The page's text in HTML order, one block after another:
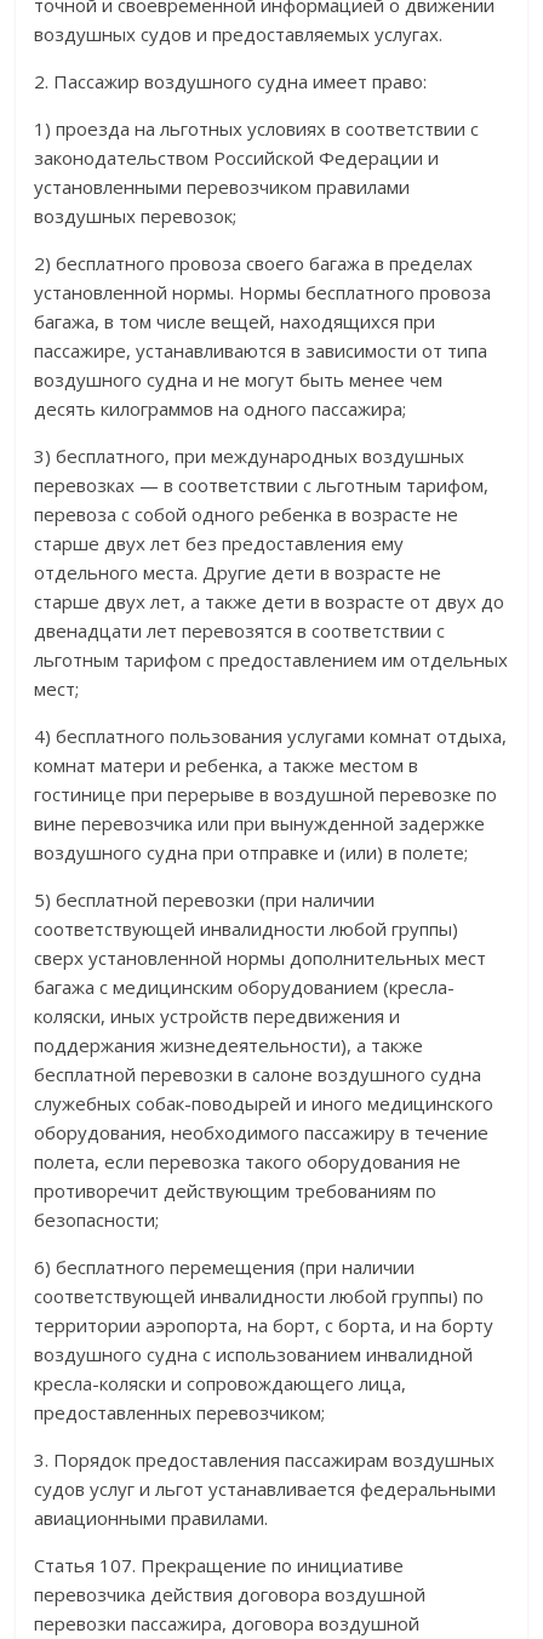
точной и своевременной информацией о движении
воздушных судов и предоставляемых услугах.
2. Пассажир воздушного судна имеет право:
1) проезда на льготных условиях в соответствии с
законодательством Российской Федерации и
установленными перевозчиком правилами
воздушных перевозок;
2) бесплатного провоза своего багажа в пределах
установленной нормы. Нормы бесплатного провоза
багажа, в том числе вещей, находящихся при
пассажире, устанавливаются в зависимости от типа
воздушного судна и не могут быть менее чем
десять килограммов на одного пассажира;
3) бесплатного, при международных воздушных
перевозках — в соответствии с льготным тарифом,
перевоза с собой одного ребенка в возрасте не
старше двух лет без предоставления ему
отдельного места. Другие дети в возрасте не
старше двух лет, а также дети в возрасте от двух до
двенадцати лет перевозятся в соответствии с
льготным тарифом с предоставлением им отдельных
мест;
4) бесплатного пользования услугами комнат отдыха,
комнат матери и ребенка, а также местом в
гостинице при перерыве в воздушной перевозке по
вине перевозчика или при вынужденной задержке
воздушного судна при отправке и (или) в полете;
5) бесплатной перевозки (при наличии
соответствующей инвалидности любой группы)
сверх установленной нормы дополнительных мест
багажа с медицинским оборудованием (кресла-
коляски, иных устройств передвижения и
поддержания жизнедеятельности), а также
бесплатной перевозки в салоне воздушного судна
служебных собак-поводырей и иного медицинского
оборудования, необходимого пассажиру в течение
полета, если перевозка такого оборудования не
противоречит действующим требованиям по
безопасности;
6) бесплатного перемещения (при наличии
соответствующей инвалидности любой группы) по
территории аэропорта, на борт, с борта, и на борту
воздушного судна с использованием инвалидной
кресла-коляски и сопровождающего лица,
предоставленных перевозчиком;
3. Порядок предоставления пассажирам воздушных
судов услуг и льгот устанавливается федеральными
авиационными правилами.
Статья 107. Прекращение по инициативе
перевозчика действия договора воздушной
перевозки пассажира, договора воздушной